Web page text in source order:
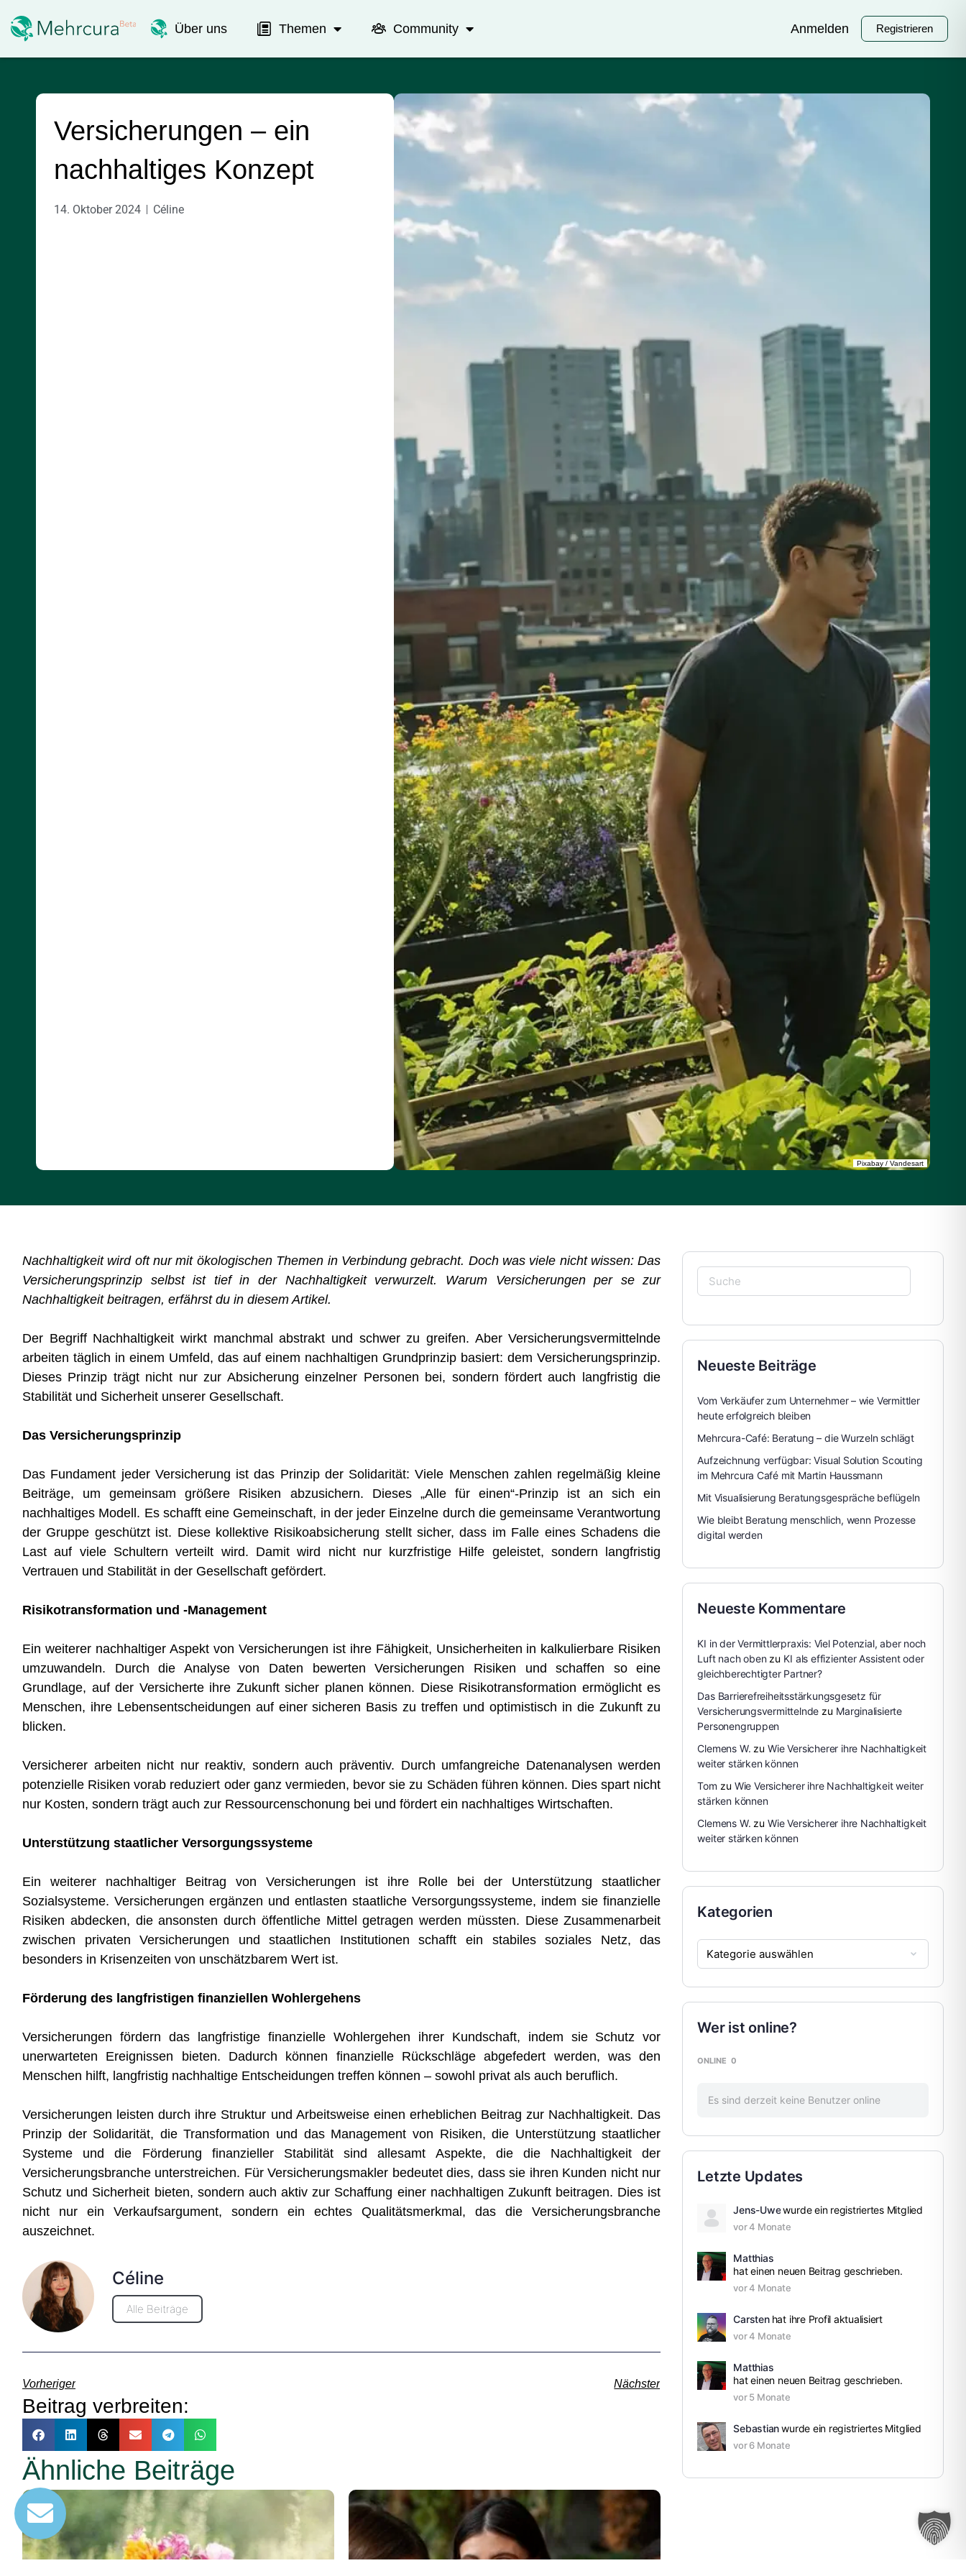
Über uns Themen Community Anmelden Registrieren
Versicherungen – ein
nachhaltiges Konzept
14. Oktober 2024 Céline
Pixabay / Vandesart
Nachhaltigkeit wird oft nur mit ökologischen Themen in Verbindung gebracht. Doch was viele nicht wissen: Das
Versicherungsprinzip selbst ist tief in der Nachhaltigkeit verwurzelt. Warum Versicherungen per se zur
Nachhaltigkeit beitragen, erfährst du in diesem Artikel.
Der Begriff Nachhaltigkeit wirkt manchmal abstrakt und schwer zu greifen. Aber Versicherungsvermittelnde
arbeiten täglich in einem Umfeld, das auf einem nachhaltigen Grundprinzip basiert: dem Versicherungsprinzip.
Dieses Prinzip trägt nicht nur zur Absicherung einzelner Personen bei, sondern fördert auch langfristig die
Stabilität und Sicherheit unserer Gesellschaft.
Das Versicherungsprinzip
Das Fundament jeder Versicherung ist das Prinzip der Solidarität: Viele Menschen zahlen regelmäßig kleine
Beiträge, um gemeinsam größere Risiken abzusichern. Dieses „Alle für einen“-Prinzip ist an sich ein
nachhaltiges Modell. Es schafft eine Gemeinschaft, in der jeder Einzelne durch die gemeinsame Verantwortung
der Gruppe geschützt ist. Diese kollektive Risikoabsicherung stellt sicher, dass im Falle eines Schadens die
Last auf viele Schultern verteilt wird. Damit wird nicht nur kurzfristige Hilfe geleistet, sondern langfristig
Vertrauen und Stabilität in der Gesellschaft gefördert.
Risikotransformation und -Management
Ein weiterer nachhaltiger Aspekt von Versicherungen ist ihre Fähigkeit, Unsicherheiten in kalkulierbare Risiken
umzuwandeln. Durch die Analyse von Daten bewerten Versicherungen Risiken und schaffen so eine
Grundlage, auf der Versicherte ihre Zukunft sicher planen können. Diese Risikotransformation ermöglicht es
Menschen, ihre Lebensentscheidungen auf einer sicheren Basis zu treffen und optimistisch in die Zukunft zu
blicken.
Versicherer arbeiten nicht nur reaktiv, sondern auch präventiv. Durch umfangreiche Datenanalysen werden
potenzielle Risiken vorab reduziert oder ganz vermieden, bevor sie zu Schäden führen können. Dies spart nicht
nur Kosten, sondern trägt auch zur Ressourcenschonung bei und fördert ein nachhaltiges Wirtschaften.
Unterstützung staatlicher Versorgungssysteme
Ein weiterer nachhaltiger Beitrag von Versicherungen ist ihre Rolle bei der Unterstützung staatlicher
Sozialsysteme. Versicherungen ergänzen und entlasten staatliche Versorgungssysteme, indem sie finanzielle
Risiken abdecken, die ansonsten durch öffentliche Mittel getragen werden müssten. Diese Zusammenarbeit
zwischen privaten Versicherungen und staatlichen Institutionen schafft ein stabiles soziales Netz, das
besonders in Krisenzeiten von unschätzbarem Wert ist.
Förderung des langfristigen finanziellen Wohlergehens
Versicherungen fördern das langfristige finanzielle Wohlergehen ihrer Kundschaft, indem sie Schutz vor
unerwarteten Ereignissen bieten. Dadurch können finanzielle Rückschläge abgefedert werden, was den
Menschen hilft, langfristig nachhaltige Entscheidungen treffen können – sowohl privat als auch beruflich.
Versicherungen leisten durch ihre Struktur und Arbeitsweise einen erheblichen Beitrag zur Nachhaltigkeit. Das
Prinzip der Solidarität, die Transformation und das Management von Risiken, die Unterstützung staatlicher
Systeme und die Förderung finanzieller Stabilität sind allesamt Aspekte, die die Nachhaltigkeit der
Versicherungsbranche unterstreichen. Für Versicherungsmakler bedeutet dies, dass sie ihren Kunden nicht nur
Schutz und Sicherheit bieten, sondern auch aktiv zur Schaffung einer nachhaltigen Zukunft beitragen. Dies ist
nicht nur ein Verkaufsargument, sondern ein echtes Qualitätsmerkmal, das die Versicherungsbranche
auszeichnet.
Céline
Alle Beiträge
Vorheriger Nächster
Beitrag verbreiten:
Ähnliche Beiträge
Neueste Beiträge
Vom Verkäufer zum Unternehmer – wie Vermittler
heute erfolgreich bleiben
Mehrcura-Café: Beratung – die Wurzeln schlägt
Aufzeichnung verfügbar: Visual Solution Scouting
im Mehrcura Café mit Martin Haussmann
Mit Visualisierung Beratungsgespräche beflügeln
Wie bleibt Beratung menschlich, wenn Prozesse
digital werden
Neueste Kommentare
KI in der Vermittlerpraxis: Viel Potenzial, aber noch
Luft nach obenzu KI als effizienter Assistent oder
gleichberechtigter Partner?
Das Barrierefreiheitsstärkungsgesetz für
Versicherungsvermittelnde zu Marginalisierte
Personengruppen
Clemens W. zuWie Versicherer ihre Nachhaltigkeit
weiter stärken können
Tom zu Wie Versicherer ihre Nachhaltigkeit weiter
stärken können
Clemens W. zuWie Versicherer ihre Nachhaltigkeit
weiter stärken können
Kategorien
Wer ist online?
ONLINE 0
Es sind derzeit keine Benutzer online
Letzte Updates
Jens-Uwe wurde ein registriertes Mitglied
vor 4 Monate
Matthias
hat einen neuen Beitrag geschrieben.
vor 4 Monate
Carsten hat ihre Profil aktualisiert
vor 4 Monate
Matthias
hat einen neuen Beitrag geschrieben.
vor 5 Monate
Sebastianwurde ein registriertes Mitglied
vor 6 Monate